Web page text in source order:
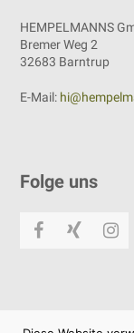
HEMPELMANNS
Bremer Weg 2
32683 Barntrup
E-Mail:
Folge uns
Facebook
Xing